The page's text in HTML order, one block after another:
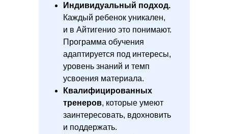
Индивидуальный подход.
Каждый ребенок уникален,
и в Айтигенио это понимают.
Программа обучения
адаптируется под интересы,
уровень знаний и темп
усвоения материала.
Квалифицированных
тренеров, которые умеют
заинтересовать, вдохновить
и поддержать.